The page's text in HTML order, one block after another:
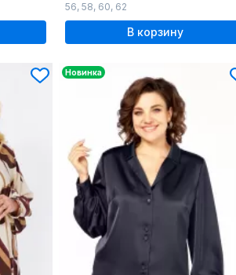
56, 58, 60, 62
В корзину
Новинка